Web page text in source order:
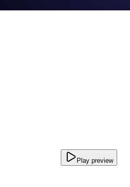
Play preview